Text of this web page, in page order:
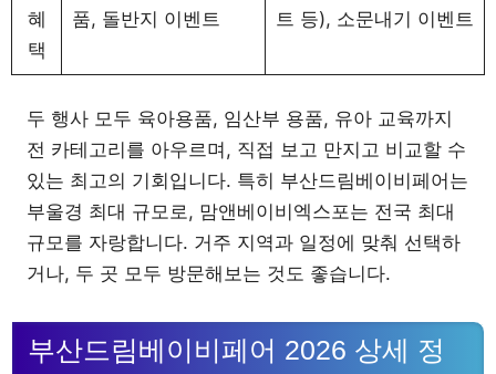
혜
택
품, 돌반지 이벤트
트 등), 소문내기 이벤트
두 행사 모두 육아용품, 임산부 용품, 유아 교육까지
전 카테고리를 아우르며, 직접 보고 만지고 비교할 수
있는 최고의 기회입니다. 특히 부산드림베이비페어는
부울경 최대 규모로, 맘앤베이비엑스포는 전국 최대
규모를 자랑합니다. 거주 지역과 일정에 맞춰 선택하
거나, 두 곳 모두 방문해보는 것도 좋습니다.
부산드림베이비페어 2026 상세 정